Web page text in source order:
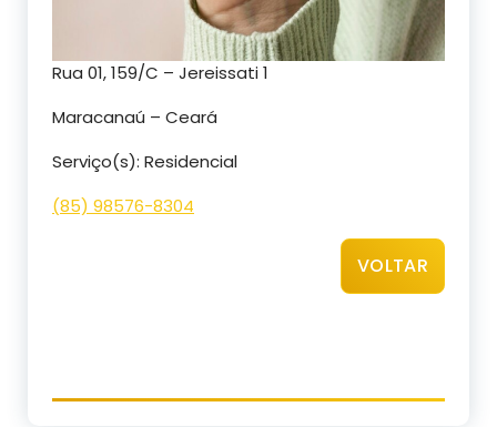
Rua 01, 159/C – Jereissati 1
Maracanaú – Ceará
Serviço(s): Residencial
(85) 98576-8304
VOLTAR